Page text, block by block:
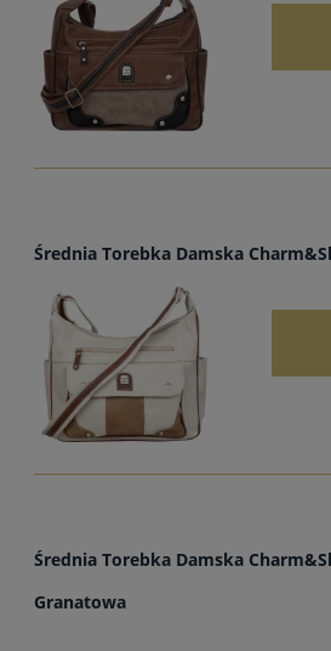
Średnia Torebka Damska
Średnia Torebka Damska
Granatowa